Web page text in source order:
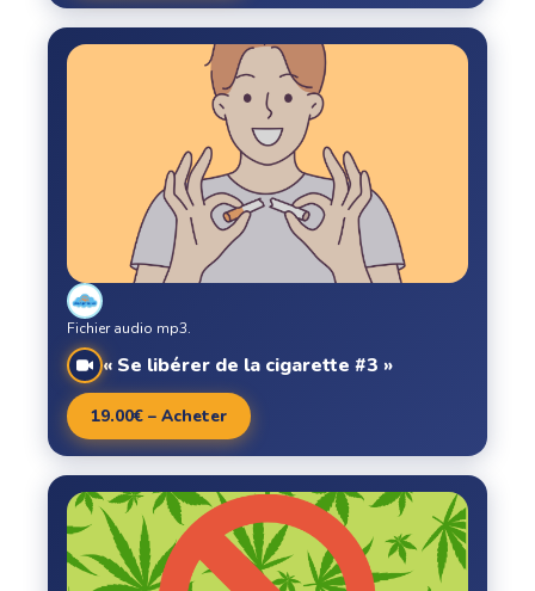
« Se libérer de la cigarette #3 »
Fichier audio mp3.
19.00€ – Acheter